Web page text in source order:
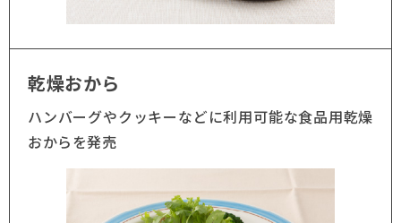
乾燥おから
ハンバーグやクッキーなどに利用可能な食品用乾燥
おからを発売